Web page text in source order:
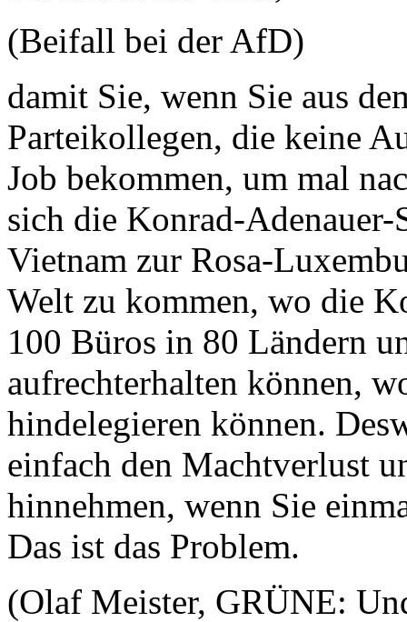
(Beifall bei der AfD)
damit Sie, wenn Sie aus
Parteikollegen, die keine
Job bekommen, um mal
sich die Konrad-
Vietnam zur Rosa-
Welt zu kommen, wo die
100 Büros in 80 Ländern
aufrechterhalten können,
hindelegieren können.
einfach den Machtverlust
hinnehmen, wenn Sie
Das ist das Problem.
(Olaf Meister, GRÜNE: